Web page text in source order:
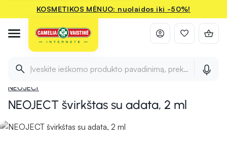
KOSMETIKOS MĖNUO: nuolaidos iki -50%!
Įveskite ieškomo produkto pavadinimą, prekės ženklą ir
NEOJECT
NEOJECT švirkštas su adata, 2 ml